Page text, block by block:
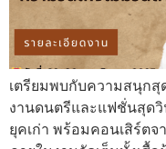
เตรียมพบกับความสนุกสุ
งานดนตรีและแฟชั่นสุด
ยุคเก่า พร้อมคอนเสิร์ต